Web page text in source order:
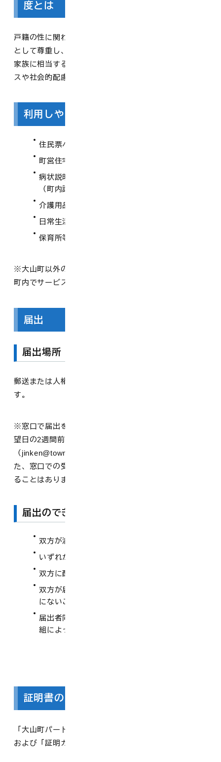
度とは
戸籍の性に関わらず、互いを人生のパートナー又は家族
として尊重し、協力し合う継続的な関係を「婚姻または
家族に相当する関係」と証明することで、公的なサービ
スや社会的配慮が受けやすくなる制度です。
利用しやすくなる制度
住民票へ「縁故者」と記載できる
町営住宅への入居申込み、同居申請
病状説明や治療方針説明へのパートナーの同席
（町内診療所のみ）
介護用品の給付申請手続き
日常生活用具給付申請の代理手続き
保育所等の利用申請手続き
※大山町以外の自治体で発行された証明書等の提示でも
町内でサービスを利用することができます。
届出
届出場所
郵送または人権交流センターの窓口で届出を受付しま
す。
※窓口で届出をされる場合は予約制となります。届出希
望日の2週間前までに電話かメール
（jinken@town.daisen.lg.jp）で予約をお願いします。ま
た、窓口での受付は別室で行いますので、第3者に見られ
ることはありません。
届出のできる人
双方が満18歳以上であること
いずれか一方は大山町内に住所を有している人
双方に配偶者（事実婚を含む）がいないこと
双方が届出者以外の人とパートナーシップの関係
にないこと
届出者同士が近親者でないこと（ただし、養子縁
組によって近親者となった者はのぞく）
証明書の交付
「大山町パートナーシップ・ファミリーシップ証明書」
および「証明カード」を交付します。